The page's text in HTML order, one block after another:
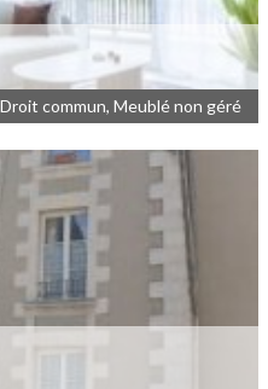
commun, Meublé non géré